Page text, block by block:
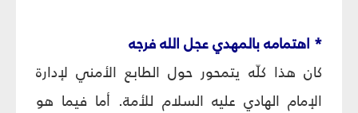
* اهتمامه بالمهدي عجل الله فرجه
كان هذا كلّه يتمحور حول الطابع الأمني لإدارة
الإمام الهادي عليه السلام للأمة. أما فيما هو